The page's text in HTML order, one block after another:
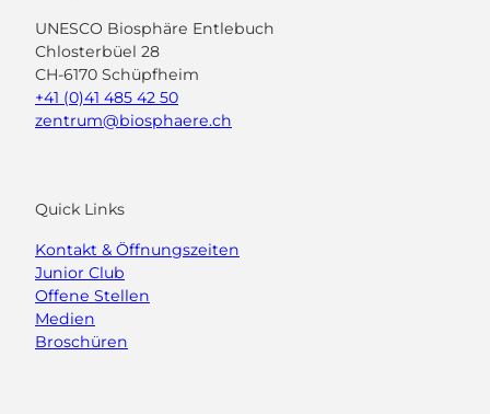
UNESCO Biosphäre Entlebuch
Chlosterbüel 28
CH-6170 Schüpfheim
+41 (0)41 485 42 50
zentrum@biosphaere.ch
Quick Links
Kontakt & Öffnungszeiten
Junior Club
Offene Stellen
Medien
Broschüren